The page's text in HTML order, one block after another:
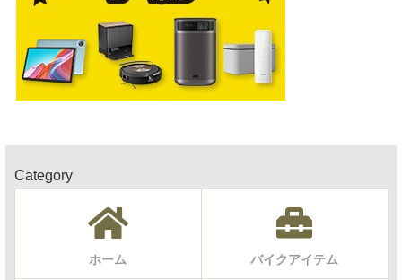
Category
ホーム バイクアイテム